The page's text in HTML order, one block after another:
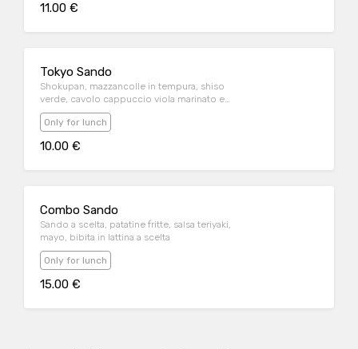
11.00 €
Tokyo Sando
Shokupan, mazzancolle in tempura, shiso
verde, cavolo cappuccio viola marinato e
mayo all’aneto
Only for lunch
10.00 €
Combo Sando
Sando a scelta, patatine fritte, salsa teriyaki,
mayo, bibita in lattina a scelta
Only for lunch
15.00 €